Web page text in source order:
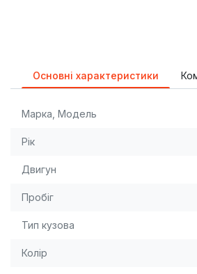
Основні характеристики
Марка, Модель
Рік
Двигун
Пробіг
Тип кузова
Колір